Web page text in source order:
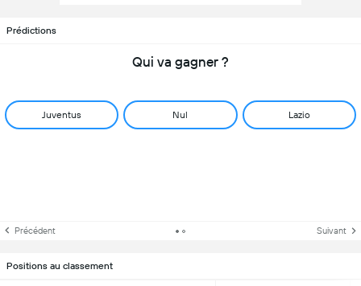
Prédictions
Qui va gagner ?
Juventus Nul Lazio
Précédent Suivant
Positions au classement